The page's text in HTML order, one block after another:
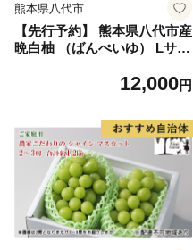
熊本県八代市
【先行予約】 熊本県八代市産
晩白柚 （ばんぺいゆ） Lサイ
もの フルーツ おやつ 特産 熊
12,000円